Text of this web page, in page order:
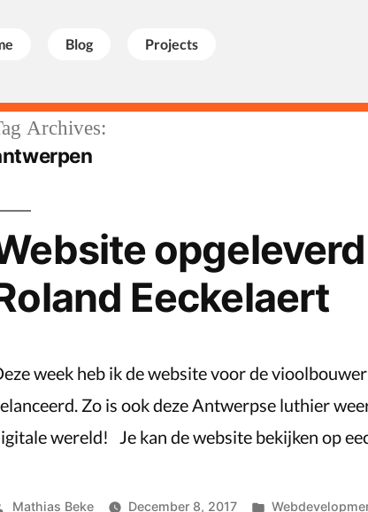
Blog Projects
Archives:
Eeckelaert
week heb ik de website voor de
Zo is ook deze Antwerpse luthier
wereld! Je kan de website bekijken op
Posted
Mathias Beke December 8, 2017
Posted